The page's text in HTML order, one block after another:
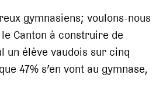
gymnasiens; voulons-nous
Canton à construire de
un élève vaudois sur cinq
47% s’en vont au gymnase,